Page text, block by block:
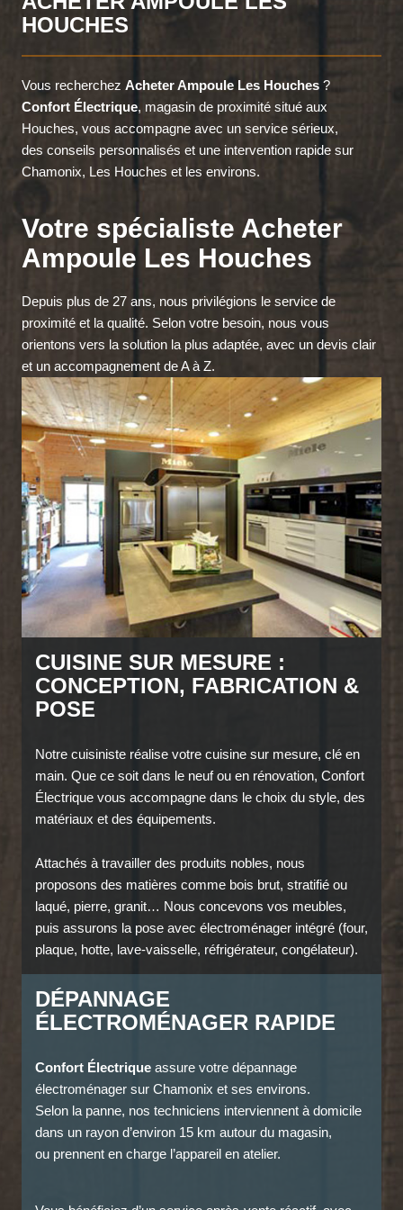
HOUCHES
Vous recherchez Acheter Ampoule Les Houches ?
Confort Électrique, magasin de proximité situé aux
Houches, vous accompagne avec un service sérieux,
des conseils personnalisés et une intervention rapide sur
Chamonix, Les Houches et les environs.
Votre spécialiste Acheter
Ampoule Les Houches
Depuis plus de 27 ans, nous privilégions le service de
proximité et la qualité. Selon votre besoin, nous vous
orientons vers la solution la plus adaptée, avec un devis clair
et un accompagnement de A à Z.
CUISINE SUR MESURE :
CONCEPTION, FABRICATION &
POSE
Notre cuisiniste réalise votre cuisine sur mesure, clé en
main. Que ce soit dans le neuf ou en rénovation, Confort
Électrique vous accompagne dans le choix du style, des
matériaux et des équipements.
Attachés à travailler des produits nobles, nous
proposons des matières comme bois brut, stratifié ou
laqué, pierre, granit… Nous concevons vos meubles,
puis assurons la pose avec électroménager intégré (four,
plaque, hotte, lave-vaisselle, réfrigérateur, congélateur).
DÉPANNAGE
ÉLECTROMÉNAGER RAPIDE
Confort Électrique assure votre dépannage
électroménager sur Chamonix et ses environs.
Selon la panne, nos techniciens interviennent à domicile
dans un rayon d’environ 15 km autour du magasin,
ou prennent en charge l’appareil en atelier.